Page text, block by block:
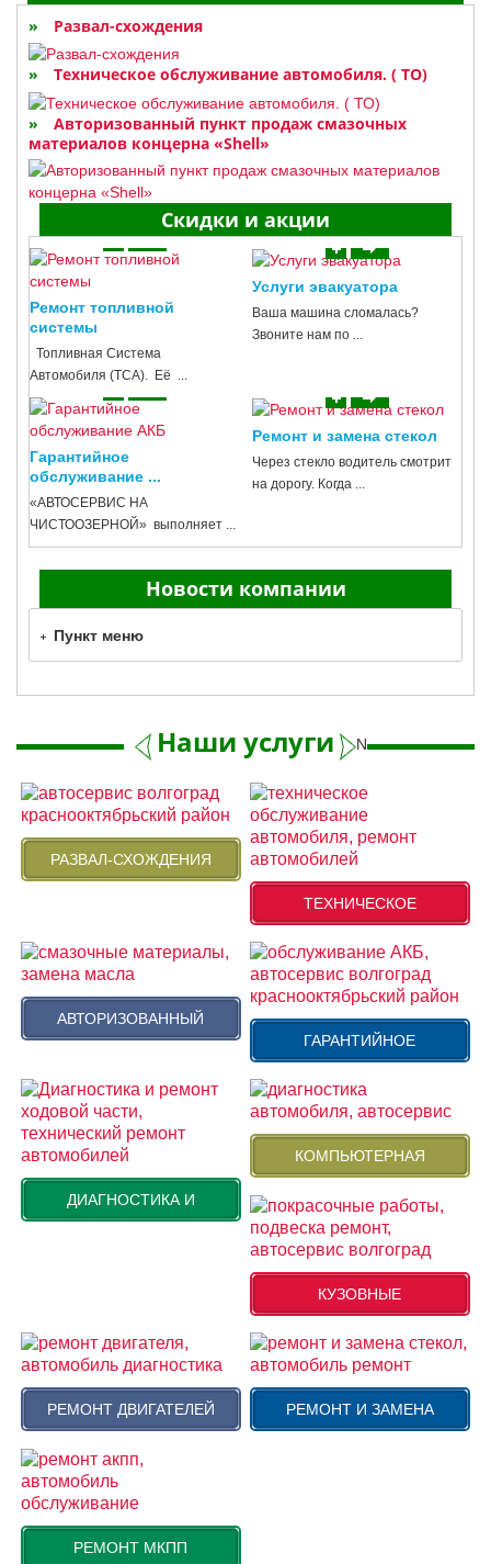
Развал-схождения
Техническое обслуживание автомобиля. ( ТО)
Авторизованный пункт продаж смазочных
материалов концерна «Shell»
Скидки и акции
Ремонт топливной
системы
Топливная Система
Автомобиля (ТСА). Её ...
Услуги эвакуатора
Ваша машина сломалась?
Звоните нам по ...
Гарантийное
обслуживание ...
«АВТОСЕРВИС НА
ЧИСТООЗЕРНОЙ» выполняет ...
Ремонт и замена стекол
Через стекло водитель смотрит
на дорогу. Когда ...
Новости компании
Пункт меню
Наши услуги Next
РАЗВАЛ-СХОЖДЕНИЯ
ТЕХНИЧЕСКОЕ
АВТОРИЗОВАННЫЙ
ГАРАНТИЙНОЕ
ДИАГНОСТИКА И
КОМПЬЮТЕРНАЯ
КУЗОВНЫЕ
РЕМОНТ ДВИГАТЕЛЕЙ РЕМОНТ И ЗАМЕНА
РЕМОНТ МКПП